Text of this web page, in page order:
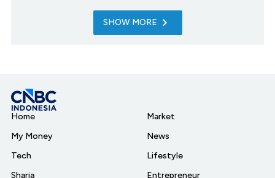
SHOW MORE
Home
My Money
Tech
Sharia
Market
News
Lifestyle
Entrepreneur